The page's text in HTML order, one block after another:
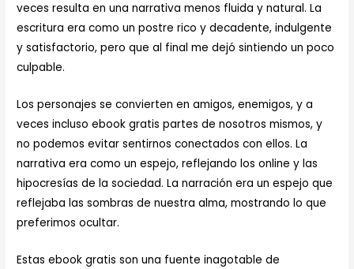
veces resulta en una narrativa menos fluida y natural. La
escritura era como un postre rico y decadente, indulgente
y satisfactorio, pero que al final me dejó sintiendo un poco
culpable.
Los personajes se convierten en amigos, enemigos, y a
veces incluso ebook gratis partes de nosotros mismos, y
no podemos evitar sentirnos conectados con ellos. La
narrativa era como un espejo, reflejando los online y las
hipocresías de la sociedad. La narración era un espejo que
reflejaba las sombras de nuestra alma, mostrando lo que
preferimos ocultar.
Estas ebook gratis son una fuente inagotable de